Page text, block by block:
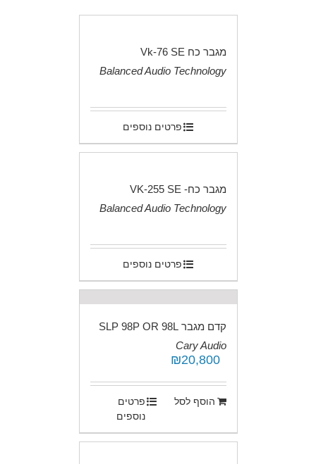
מגבר כח Vk-76 SE
Balanced Audio Technology
פרטים נוספים
מגבר כח- VK-255 SE
Balanced Audio Technology
פרטים נוספים
קדם מגבר SLP 98P OR 98L
Cary Audio
₪20,800
הוסף לסל
פרטים
נוספים